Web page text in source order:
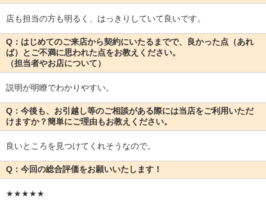
店も担当の方も明るく、はっきりしていて良いです。
Q：はじめてのご来店から契約にいたるまでで、良かった点（あれ
ば）とご不満に思われた点をお教えください。
（担当者やお店について）
説明が明瞭でわかりやすい。
Q：今後も、お引越し等のご相談がある際には当店をご利用いただ
けますか？簡単にご理由もお教えください。
良いところを見つけてくれそうなので。
Q：今回の総合評価をお願いいたします！
★★★★★